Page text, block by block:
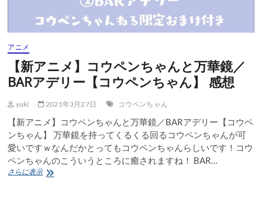
アニメ
【新アニメ】コウペンちゃんと万華鏡／
BARアデリー【コウペンちゃん】 感想
yuki 2021年3月27日 コウペンちゃん
【新アニメ】コウペンちゃんと万華鏡／BARアデリー【コウペ
ンちゃん】 万華鏡を持ってくるくる回るコウペンちゃんが可
愛いですｗなんだかとってもコウペンちゃんらしいです！コウ
ペンちゃんのこういうところに癒されますね！ BAR…
さらに表示【新